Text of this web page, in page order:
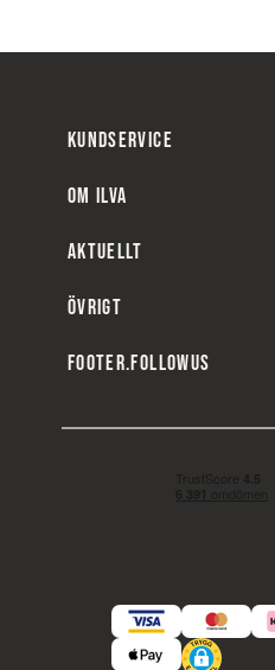
KUNDSERVICE
OM ILVA
AKTUELLT
ÖVRIGT
FOOTER.FOLLOWUS